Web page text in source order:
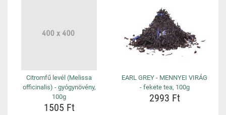
Citromfű levél (Melissa
officinalis) - gyógynövény,
100g
1505 Ft
EARL GREY - MENNYEI VIRÁG
- fekete tea, 100g
2993 Ft